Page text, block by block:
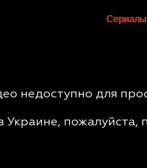
Сериалы